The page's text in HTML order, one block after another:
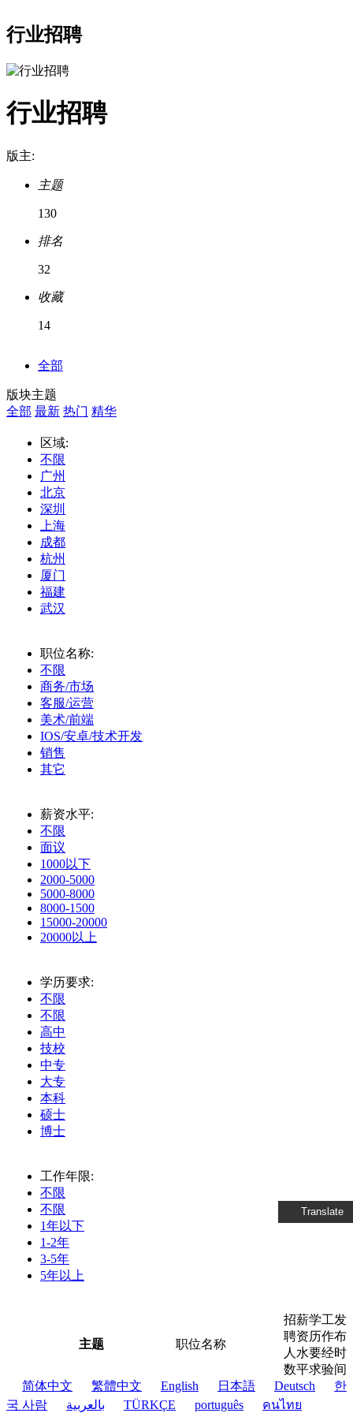
行业招聘
行业招聘
版主:
主题
130
排名
32
收藏
14
全部
版块主题
全部 最新 热门 精华
区域:
不限
广州
北京
深圳
上海
成都
杭州
厦门
福建
武汉
职位名称:
不限
商务/市场
客服/运营
美术/前端
IOS/安卓/技术开发
销售
其它
薪资水平:
不限
面议
1000以下
2000-5000
5000-8000
8000-1500
15000-20000
20000以上
学历要求:
不限
不限
高中
技校
中专
大专
本科
硕士
博士
工作年限:
不限
不限
1年以下
1-2年
3-5年
5年以上
主题 职位名称
招
聘
人
数
薪
资
水
平
学
历
要
求
工
作
经
验
发
布
时
间
Translate
简体中文 繁體中文 English 日本語 Deutsch
한
국 사람
بالعربية TÜRKÇE português คนไทย